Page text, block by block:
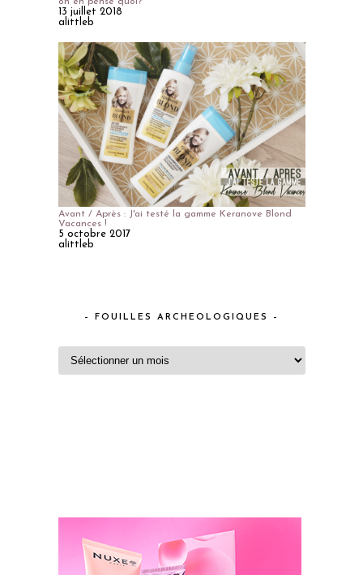
13 juillet 2018
alittleb
Avant / Après : J'ai testé la gamme Keranove Blond
Vacances !
5 octobre 2017
alittleb
– FOUILLES ARCHEOLOGIQUES –